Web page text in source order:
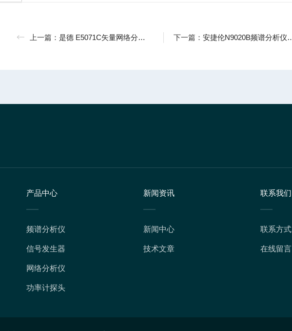
上一篇： 是德 E5071C矢量网络分析仪9KHZ至4.5/8.5/20GHZ 下一篇： 安捷伦N9020B频谱分析仪20Hz-3.6G
产品中心
频谱分析仪
信号发生器
网络分析仪
功率计探头
新闻资讯
新闻中心
技术文章
联系我们
联系方式
在线留言